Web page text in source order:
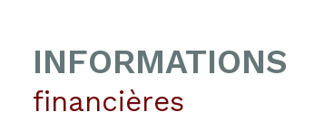
INFORMATIONS
financières